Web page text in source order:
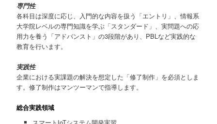
専門性
各科目は深度に応じ、入門的な内容を扱う「エントリ」、情報系
大学院レベルの専門知識を学ぶ「スタンダード」、実問題への応
用力を養う「アドバンスト」の3段階があり、PBLなど実践的な
教育を行います。
実践性
企業における実課題の解決を想定した「修了制作」を必須としま
す。修了制作はマンツーマンで指導します。
総合実践領域